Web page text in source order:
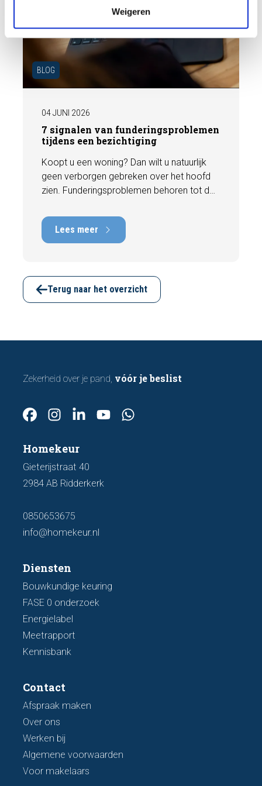
Weigeren
BLOG
04 JUNI 2026
7 signalen van funderingsproblemen
tijdens een bezichtiging
Koopt u een woning? Dan wilt u natuurlijk
geen verborgen gebreken over het hoofd
zien. Funderingsproblemen behoren tot de
kan hebben, met herstelkosten die kunnen
oplopen tot tienduizenden euro's. Gelukkig
zijn er tijdens een bezichtiging vaak al
funderingsschade of verzakkingen. In dit
artikel bespreken we zeven belangrijke
kenmerken waarop u kunt letten voordat u
Lees meer
Terug naar het overzicht
Zekerheid over je pand, vóór je beslist
Homekeur
Gieterijstraat 40
2984 AB Ridderkerk
0850653675
info@homekeur.nl
Diensten
Bouwkundige keuring
FASE 0 onderzoek
Energielabel
Meetrapport
Kennisbank
Contact
Afspraak maken
Over ons
Werken bij
Algemene voorwaarden
Voor makelaars